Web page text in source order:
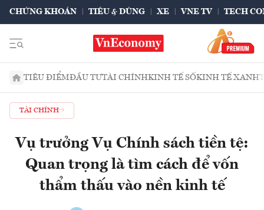
CHỨNG KHOÁN TIÊU & DÙNG XE VNE TV TECH
TIÊU ĐIỂMĐẦU TƯTÀI CHÍNHKINH TẾ SỐKINH TẾ XANH
TÀI CHÍNH
Vụ trưởng Vụ Chính sách tiền tệ:
Quan trọng là tìm cách để vốn
thẩm thấu vào nền kinh tế